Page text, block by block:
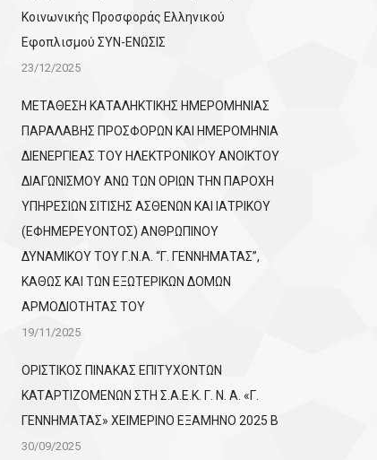
Κοινωνικής Προσφοράς Ελληνικού
Εφοπλισμού ΣΥΝ-ΕΝΩΣΙΣ
23/12/2025
ΜΕΤΑΘΕΣΗ ΚΑΤΑΛΗΚΤΙΚΗΣ ΗΜΕΡΟΜΗΝΙΑΣ
ΠΑΡΑΛΑΒΗΣ ΠΡΟΣΦΟΡΩΝ ΚΑΙ ΗΜΕΡΟΜΗΝΙΑ
ΔΙΕΝΕΡΓΙΕΑΣ ΤΟΥ ΗΛΕΚΤΡΟΝΙΚΟΥ ΑΝΟΙΚΤΟΥ
ΔΙΑΓΩΝΙΣΜΟΥ ΑΝΩ ΤΩΝ ΟΡΙΩΝ ΤΗΝ ΠΑΡΟΧΗ
ΥΠΗΡΕΣΙΩΝ ΣΙΤΙΣΗΣ ΑΣΘΕΝΩΝ ΚΑΙ ΙΑΤΡΙΚΟΥ
(ΕΦΗΜΕΡΕΥΟΝΤΟΣ) ΑΝΘΡΩΠΙΝΟΥ
ΔΥΝΑΜΙΚΟΥ ΤΟΥ Γ.Ν.Α. “Γ. ΓΕΝΝΗΜΑΤΑΣ”,
ΚΑΘΩΣ ΚΑΙ ΤΩΝ ΕΞΩΤΕΡΙΚΩΝ ΔΟΜΩΝ
ΑΡΜΟΔΙΟΤΗΤΑΣ ΤΟΥ
19/11/2025
ΟΡΙΣΤΙΚΟΣ ΠΙΝΑΚΑΣ ΕΠΙΤΥΧΟΝΤΩΝ
KATΑΡΤΙΖΟΜΕΝΩΝ ΣΤΗ Σ.Α.Ε.Κ. Γ. Ν. Α. «Γ.
ΓΕΝΝΗΜΑΤΑΣ» ΧΕΙΜΕΡΙΝΟ ΕΞΑΜΗΝΟ 2025 Β
30/09/2025